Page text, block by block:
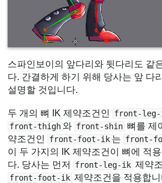
스파인보이의 앞다리와 뒷다리도 같
다. 간결하게 하기 위해 당사는 앞 다
설명할 것입니다.
두 개의 뼈 IK 제약조건인 front-
front-thigh 와 front-shin 뼈를 제
약조건인
front-foot-ik 는 front-
이 두 가지의 IK 제약조건이 뼈에 적
다. 당사는 먼저
front-leg-ik 제약
front-foot-ik 제약조건을 적용합